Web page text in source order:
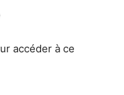
accéder à ce